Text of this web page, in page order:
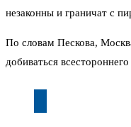
незаконны и граничат с
По словам Пескова,
добиваться